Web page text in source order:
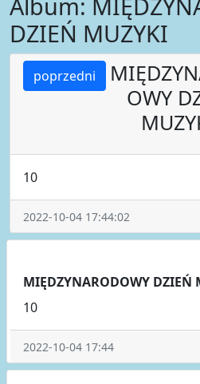
DZIEŃ MUZYKI
poprzedni
OWY
10
2022-10-04 17:44:02
MIĘDZYNARODOWY DZIEŃ
10
2022-10-04 17:44